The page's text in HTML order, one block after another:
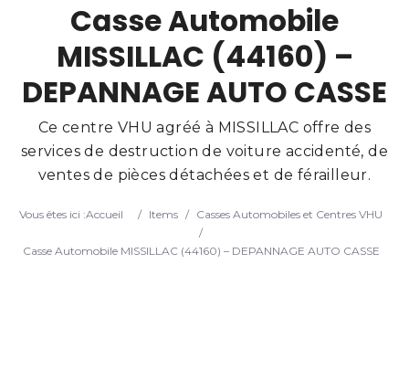
Search
Casse Automobile
MISSILLAC (44160) –
DEPANNAGE AUTO CASSE
Ce centre VHU agréé à MISSILLAC offre des
services de destruction de voiture accidenté, de
ventes de pièces détachées et de férailleur.
Vous êtes ici :Accueil / Items / Casses Automobiles et Centres VHU
/
Casse Automobile MISSILLAC (44160) – DEPANNAGE AUTO CASSE